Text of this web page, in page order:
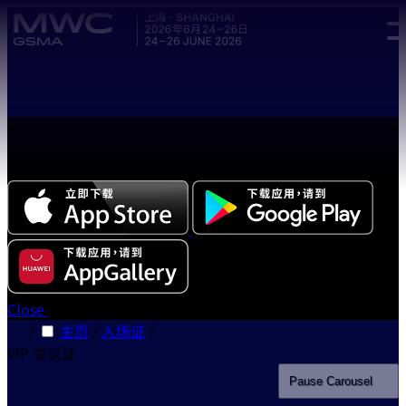
Skip to main content.
Close
/
主页 / 入场证 /
VIP 会议证
Pause Carousel